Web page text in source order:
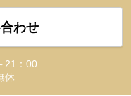
わせ
21：00
休